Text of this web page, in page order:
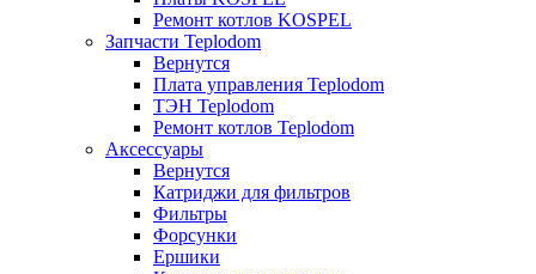
Ремонт котлов KOSPEL
Запчасти Teplodom
Вернутся
Плата управления Teplodom
ТЭН Teplodom
Ремонт котлов Teplodom
Аксессуары
Вернутся
Катриджи для фильтров
Фильтры
Форсунки
Ершики